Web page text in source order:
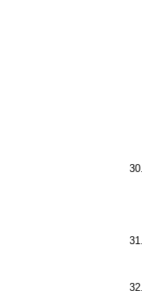
30.
31.
32.